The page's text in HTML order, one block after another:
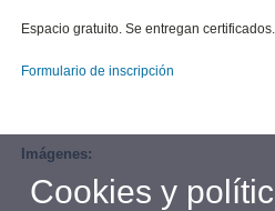
Espacio gratuito. Se entregan certificados.
Formulario de inscripción
Imágenes:
Cookies y